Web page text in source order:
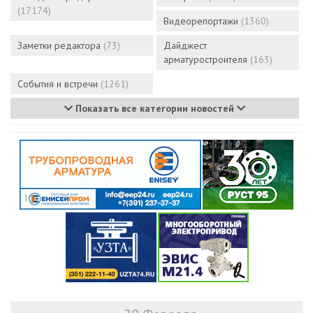
(17174)
Видеорепортажи (1360)
Заметки редактора (73)
Дайджест
арматуростроителя (163)
События и встречи (1261)
Показать все категории новостей